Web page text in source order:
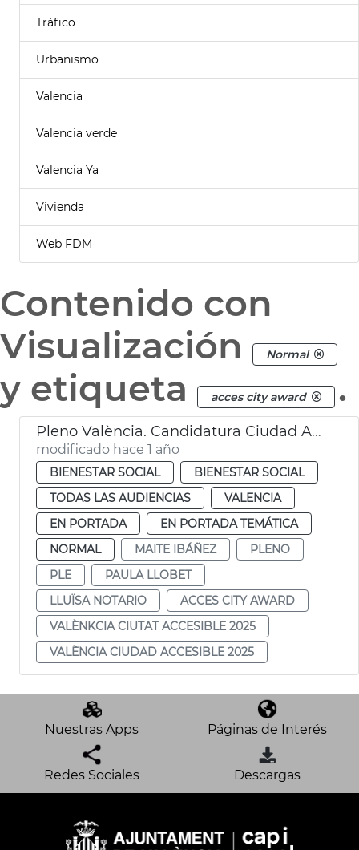
Tráfico
Urbanismo
Valencia
Valencia verde
Valencia Ya
Vivienda
Web FDM
Contenido con
Visualización
Normal
y etiqueta acces city award .
Pleno València. Candidatura Ciudad Accesible 2025
modificado hace 1 año
BIENESTAR SOCIAL
BIENESTAR SOCIAL
TODAS LAS AUDIENCIAS
VALENCIA
EN PORTADA
EN PORTADA TEMÁTICA
NORMAL
MAITE IBÁÑEZ
PLENO
PLE
PAULA LLOBET
LLUÏSA NOTARIO
ACCES CITY AWARD
VALÈNKCIA CIUTAT ACCESIBLE 2025
VALÈNCIA CIUDAD ACCESIBLE 2025
Nuestras Apps Páginas de Interés
Redes Sociales Descargas